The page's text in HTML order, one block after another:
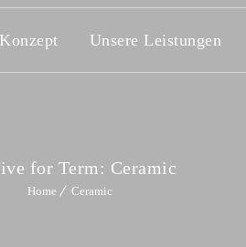
Unsere Leistungen
for Term: Ceramic
Home Ceramic